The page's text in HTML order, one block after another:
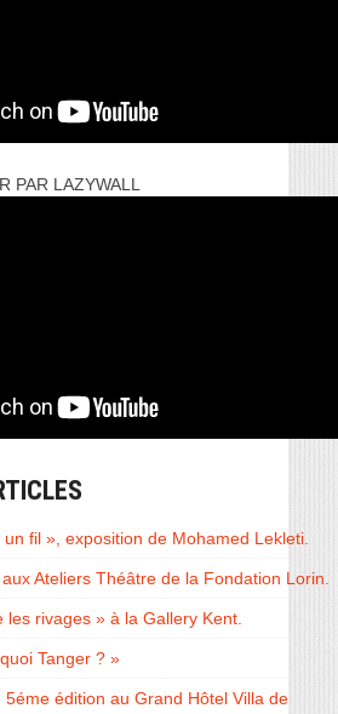
PAR LAZYWALL
un fil », exposition de Mohamed Lekleti.
Ateliers Théâtre de la Fondation Lorin.
les rivages » à la Gallery Kent.
Tanger ? »
5éme édition au Grand Hôtel Villa de